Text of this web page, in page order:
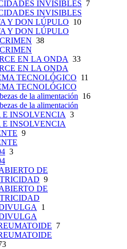
INVISIBLES 7
INVISIBLES
Y DON LÚPULO 10
Y DON LÚPULO
38
EN LA ONDA 33
EN LA ONDA
TECNOLÓGICO 11
TECNOLÓGICO
de la alimentación 16
de la alimentación
E INSOLVENCIA 3
E INSOLVENCIA
9
3
DE
9
DE
1
7